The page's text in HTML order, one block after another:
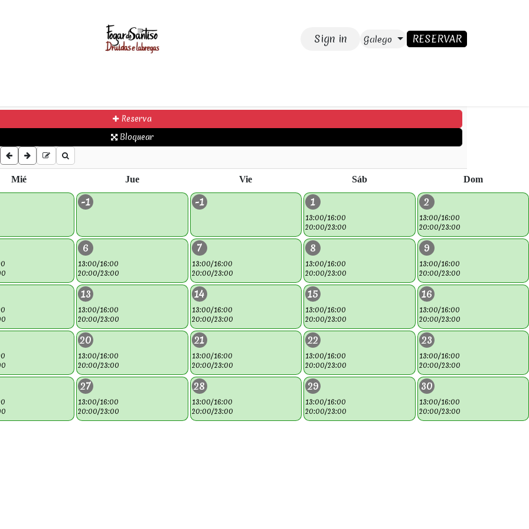
Sign in Galego RESERVAR
Reserva
Bloquear
Mié Jue Vie Sáb Dom
-1 -1 1
13:00/16:00
20:00/23:00
2
13:00/16:00
20:00/23:00
6
13:00/16:00
20:00/23:00
7
13:00/16:00
20:00/23:00
8
13:00/16:00
20:00/23:00
9
13:00/16:00
20:00/23:00
13
13:00/16:00
20:00/23:00
14
13:00/16:00
20:00/23:00
15
13:00/16:00
20:00/23:00
16
13:00/16:00
20:00/23:00
20
13:00/16:00
20:00/23:00
21
13:00/16:00
20:00/23:00
22
13:00/16:00
20:00/23:00
23
13:00/16:00
20:00/23:00
27
13:00/16:00
20:00/23:00
28
13:00/16:00
20:00/23:00
29
13:00/16:00
20:00/23:00
30
13:00/16:00
20:00/23:00